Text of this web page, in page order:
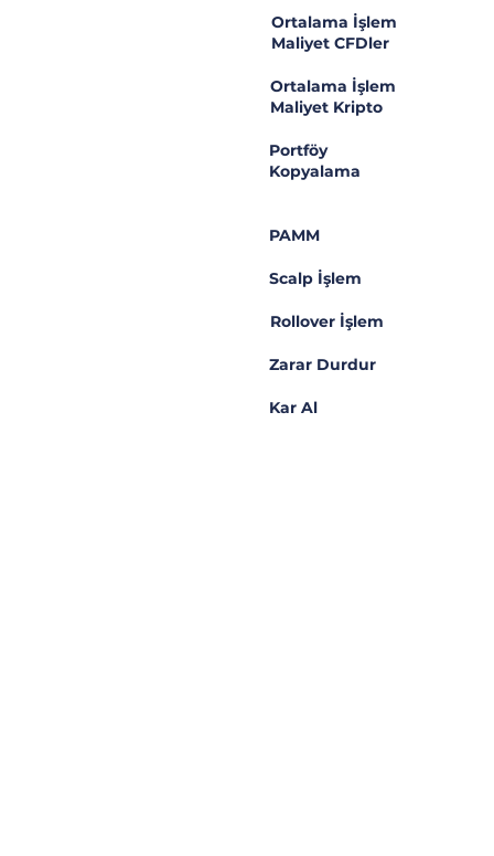
Ortalama İşlem
Maliyet CFDler
Ortalama İşlem
Maliyet Kripto
Portföy
Kopyalama
PAMM
Scalp İşlem
Rollover İşlem
Zarar Durdur
Kar Al